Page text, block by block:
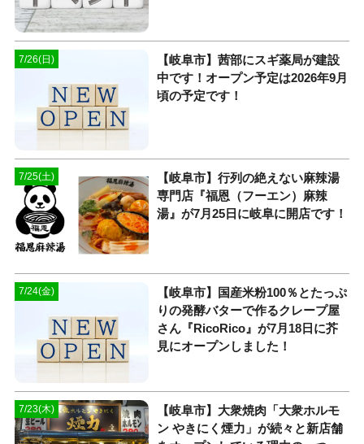
7/26(日)
【岐阜市】茜部にスギ薬局が建設
中です！オープン予定は2026年9月
頃の予定です！
7/25(土)
【岐阜市】行列の絶えない麻辣湯
専門店『福恩（フーエン）麻辣
湯』が7月25日に岐阜に開店です！
7/24(金)
【岐阜市】国産米粉100％とたっぷ
りの発酵バターで作るクレープ屋
さん『RicoRico』が7月18日に芥
見にオープンしました！
7/23(木)
【岐阜市】大衆焼肉「大衆ホルモ
ン やきにく煙力」が続々と新店舗